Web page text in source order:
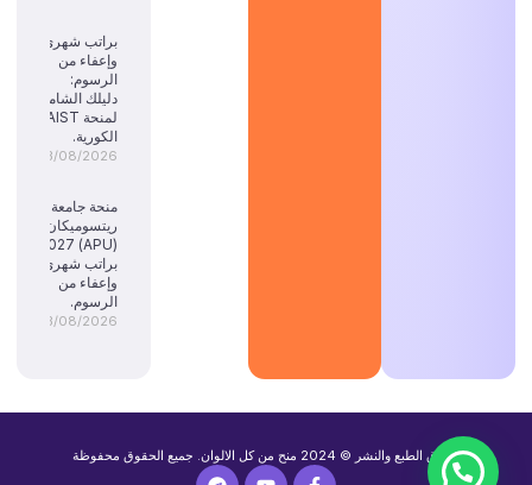
براتب شهري
وإعفاء من
الرسوم:
دليلك الشامل
لمنحة KAIST
الكورية.
03/08/2026
منحة جامعة
ريتسوميكان
براتب شهري
وإعفاء من
الرسوم.
03/08/2026
حقوق الطبع والنشر © 2024 منح من كل الالوان. جميع الحقوق محفوظة